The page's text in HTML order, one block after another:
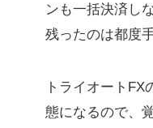
ンも一括決済し
残ったのは都度
トライオートFX
態になるので、